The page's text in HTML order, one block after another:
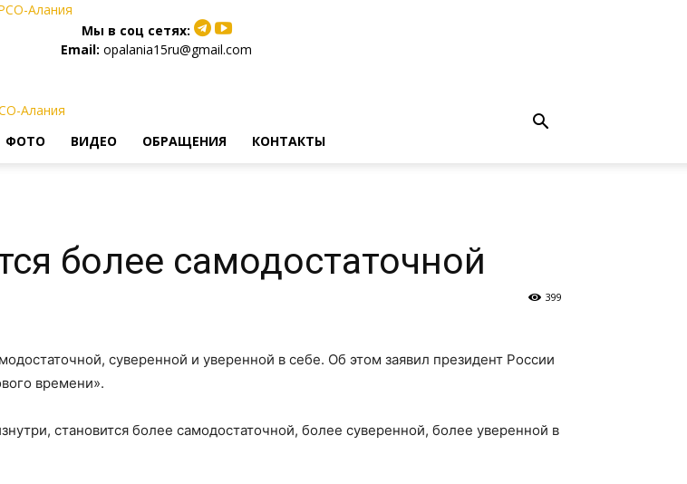
Алания
Мы в соц сетях:
Email: opalania15ru@gmail.com
ФОТО ВИДЕО ОБРАЩЕНИЯ КОНТАКТЫ
более самодостаточной
399
суверенной и уверенной в себе. Об этом заявил президент России
времени».
становится более самодостаточной, более суверенной, более уверенной в